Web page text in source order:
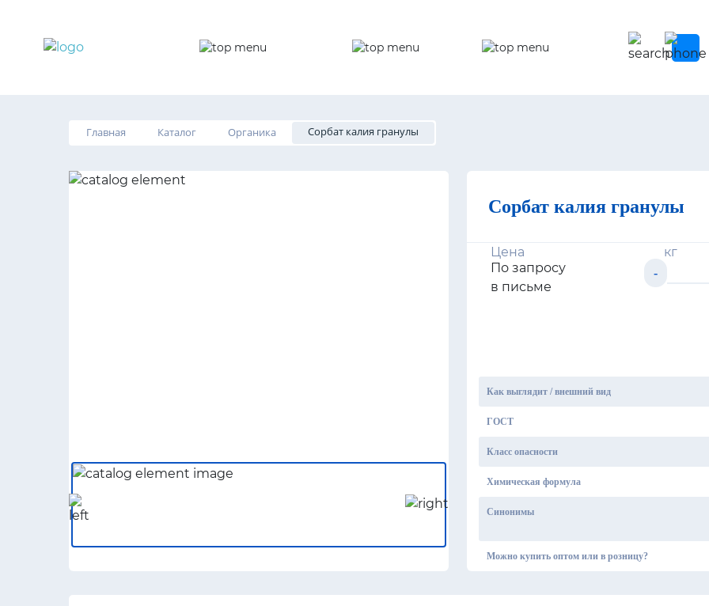
Главная Каталог Органика Сорбат калия гранулы
Сорбат калия гранулы
Цена
кг
По запросу
в письме
-
Как выглядит / внешний вид
ГОСТ
Класс опасности
Химическая формула
Синонимы
Можно купить оптом или в розницу?